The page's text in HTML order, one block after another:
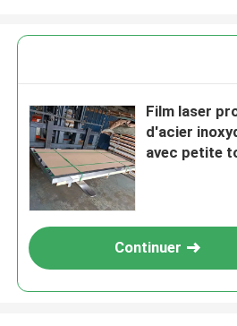
Film laser
d'acier
avec petite
Continuer